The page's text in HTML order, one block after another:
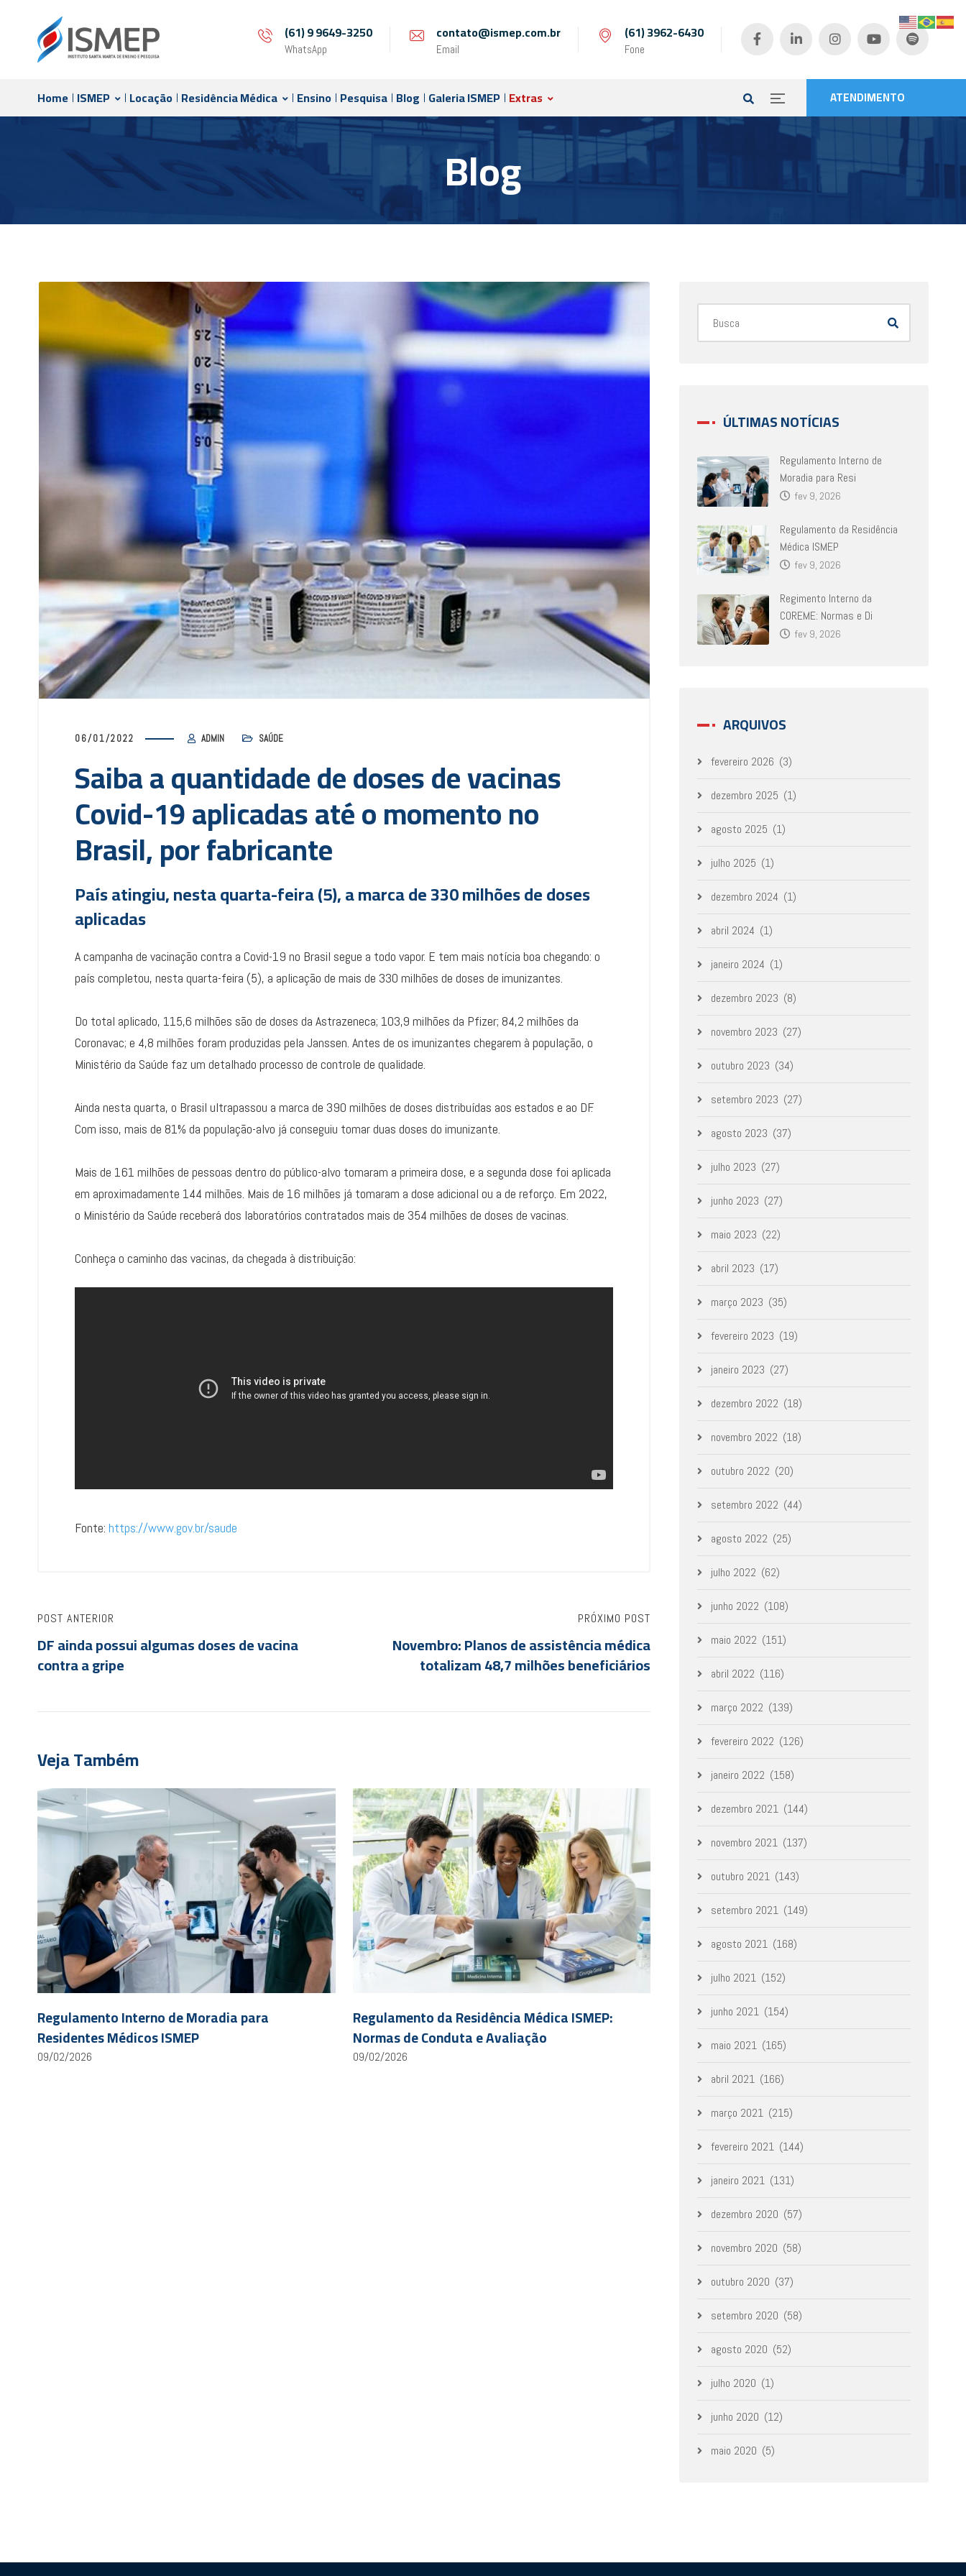
(61) 9 9649-3250
WhatsApp
contato@ismep.com.br
Email
(61) 3962-6430
Fone
ATENDIMENTO
Home ISMEP Locação Residência Médica Ensino Pesquisa Blog Galeria ISMEP Extras
Blog
06/01/2022 ADMIN SAÚDE
Saiba a quantidade de doses de vacinas
Covid-19 aplicadas até o momento no
Brasil, por fabricante
País atingiu, nesta quarta-feira (5), a marca de 330 milhões de doses
aplicadas
A campanha de vacinação contra a Covid-19 no Brasil segue a todo vapor. E tem mais notícia boa chegando: o
país completou, nesta quarta-feira (5), a aplicação de mais de 330 milhões de doses de imunizantes.
Do total aplicado, 115,6 milhões são de doses da Astrazeneca; 103,9 milhões da Pfizer; 84,2 milhões da
Coronavac; e 4,8 milhões foram produzidas pela Janssen. Antes de os imunizantes chegarem à população, o
Ministério da Saúde faz um detalhado processo de controle de qualidade.
Ainda nesta quarta, o Brasil ultrapassou a marca de 390 milhões de doses distribuídas aos estados e ao DF.
Com isso, mais de 81% da população-alvo já conseguiu tomar duas doses do imunizante.
Mais de 161 milhões de pessoas dentro do público-alvo tomaram a primeira dose, e a segunda dose foi aplicada
em aproximadamente 144 milhões. Mais de 16 milhões já tomaram a dose adicional ou a de reforço. Em 2022,
o Ministério da Saúde receberá dos laboratórios contratados mais de 354 milhões de doses de vacinas.
Conheça o caminho das vacinas, da chegada à distribuição:
Fonte: https://www.gov.br/saude
POST ANTERIOR
DF ainda possui algumas doses de vacina
contra a gripe
PRÓXIMO POST
Novembro: Planos de assistência médica
totalizam 48,7 milhões beneficiários
Veja Também
Regulamento Interno de Moradia para
Residentes Médicos ISMEP
09/02/2026
Regulamento da Residência Médica ISMEP:
Normas de Conduta e Avaliação
09/02/2026
ÚLTIMAS NOTÍCIAS
Regulamento Interno de
Moradia para Resi
fev 9, 2026
Regulamento da Residência
Médica ISMEP
fev 9, 2026
Regimento Interno da
COREME: Normas e Di
fev 9, 2026
ARQUIVOS
fevereiro 2026 (3)
dezembro 2025 (1)
agosto 2025 (1)
julho 2025 (1)
dezembro 2024 (1)
abril 2024 (1)
janeiro 2024 (1)
dezembro 2023 (8)
novembro 2023 (27)
outubro 2023 (34)
setembro 2023 (27)
agosto 2023 (37)
julho 2023 (27)
junho 2023 (27)
maio 2023 (22)
abril 2023 (17)
março 2023 (35)
fevereiro 2023 (19)
janeiro 2023 (27)
dezembro 2022 (18)
novembro 2022 (18)
outubro 2022 (20)
setembro 2022 (44)
agosto 2022 (25)
julho 2022 (62)
junho 2022 (108)
maio 2022 (151)
abril 2022 (116)
março 2022 (139)
fevereiro 2022 (126)
janeiro 2022 (158)
dezembro 2021 (144)
novembro 2021 (137)
outubro 2021 (143)
setembro 2021 (149)
agosto 2021 (168)
julho 2021 (152)
junho 2021 (154)
maio 2021 (165)
abril 2021 (166)
março 2021 (215)
fevereiro 2021 (144)
janeiro 2021 (131)
dezembro 2020 (57)
novembro 2020 (58)
outubro 2020 (37)
setembro 2020 (58)
agosto 2020 (52)
julho 2020 (1)
junho 2020 (12)
maio 2020 (5)